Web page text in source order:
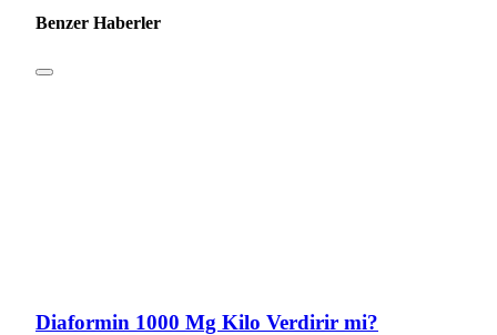
Benzer Haberler
Diaformin 1000 Mg Kilo Verdirir mi?